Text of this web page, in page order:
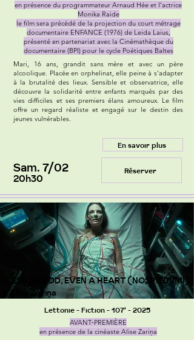
en présence du programmateur Arnaud Hée et l’actrice
Monika Raide
le film sera précédé de la projection du court métrage
documentaire ENFANCE (1976) de Leida Laius,
présenté en partenariat avec la Cinémathèque du
documentaire (BPI) pour le cycle Poétiques Baltes
Mari, 16 ans, grandit sans mère et avec un père
alcoolique. Placée en orphelinat, elle peine à s'adapter
à la brutalité des lieux. Sensible et observatrice, elle
découvre la solidarité entre enfants marqués par des
vies difficiles et ses premiers élans amoureux. Le film
offre un regard réaliste et engagé sur le destin des
jeunes vulnérables.
En savoir plus
Sam. 7/02
20h30
Réserver
FLESH, BLOOD, EVEN A HEART (NOSPIEDUMI)
d'Alise Zariņa
Lettonie - Fiction - 107' - 2025
AVANT‑PREMIÈRE
en présence de la cinéaste Alise Zariņa